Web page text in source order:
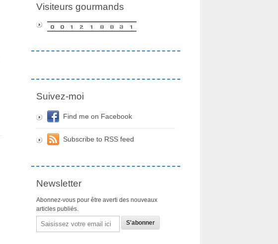
Visiteurs gourmands
Suivez-moi
Find me on Facebook
Subscribe to RSS feed
Newsletter
Abonnez-vous pour être averti des nouveaux
articles publiés.
Email